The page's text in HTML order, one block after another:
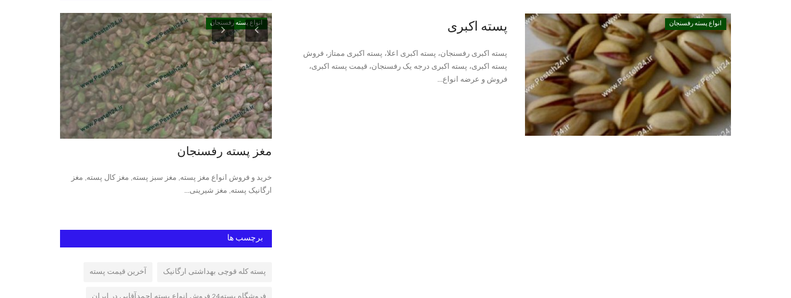
انواع پسته رفسنجان پسته اکبری
پسته اکبری رفسنجان، پسته اکبری اعلا، پسته اکبری ممتاز، فروش
پسته اکبری، پسته اکبری درجه یک رفسنجان، قیمت پسته اکبری،
فروش و عرضه انواع...
انواع پسته رفسنجان
مغز پسته رفسنجان
خرید و فروش انواع مغز پسته, مغز سبز پسته, مغز کال پسته, مغز
ارگانیک پسته, مغز شیرینی...
انواع پسته رفسنجان انواع پسته رفسنجان
برچسب ها
پسته کله قوچی بهداشتی ارگانیک آخرین قیمت پسته